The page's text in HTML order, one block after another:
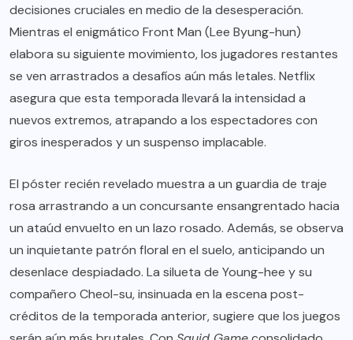
decisiones cruciales en medio de la desesperación.
Mientras el enigmático Front Man (Lee Byung-hun)
elabora su siguiente movimiento, los jugadores restantes
se ven arrastrados a desafíos aún más letales. Netflix
asegura que esta temporada llevará la intensidad a
nuevos extremos, atrapando a los espectadores con
giros inesperados y un suspenso implacable.
El póster recién revelado muestra a un guardia de traje
rosa arrastrando a un concursante ensangrentado hacia
un ataúd envuelto en un lazo rosado. Además, se observa
un inquietante patrón floral en el suelo, anticipando un
desenlace despiadado. La silueta de Young-hee y su
compañero Cheol-su, insinuada en la escena post-
créditos de la temporada anterior, sugiere que los juegos